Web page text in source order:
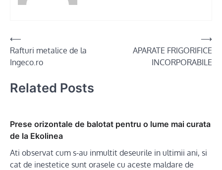
Post
navigation
⟵
Rafturi metalice de la
Ingeco.ro
APARATE FRIGORIFICE
INCORPORABILE
⟶
Related Posts
Prese orizontale de balotat pentru o lume mai curata
de la Ekolinea
Ati observat cum s-au inmultit deseurile in ultimii ani, si
cat de inestetice sunt orasele cu aceste maldare de